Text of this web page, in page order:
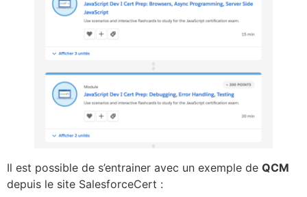
Il est possible de s’entrainer avec un exemple de QCM
depuis le site SalesforceCert :